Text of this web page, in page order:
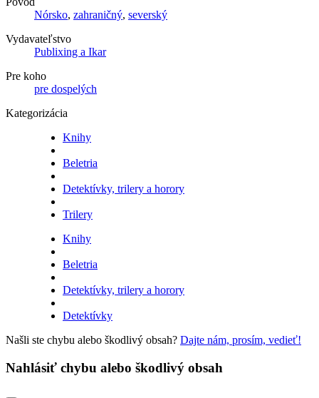
Nórsko, zahraničný, severský
Vydavateľstvo
Publixing a Ikar
Pre koho
pre dospelých
Kategorizácia
Knihy
Beletria
Detektívky, trilery a horory
Trilery
Knihy
Beletria
Detektívky, trilery a horory
Detektívky
Našli ste chybu alebo škodlivý obsah? Dajte nám, prosím, vedieť!
Nahlásiť chybu alebo škodlivý obsah